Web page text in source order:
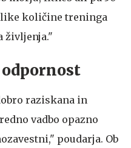
količine treninga
življenja."
raziskana in
vadbo opazno
poudarja. Ob